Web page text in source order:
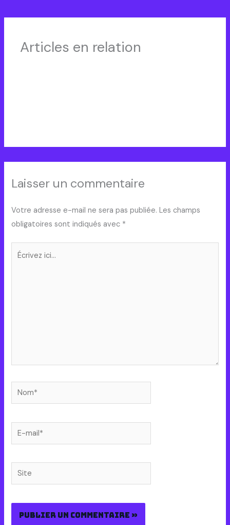
Articles en relation
Laisser un commentaire
Votre adresse e-mail ne sera pas publiée. Les champs
obligatoires sont indiqués avec *
Écrivez
Nom*
E-
mail*
Site